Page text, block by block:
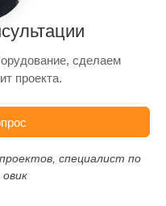
сделаем
проекта.
специалист по